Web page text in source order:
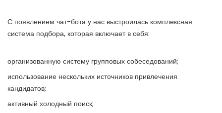
С появлением чат-бота у нас выстроилась комплексная
система подбора, которая включает в себя:
организованную систему групповых собеседований;
использование нескольких источников привлечения
кандидатов;
активный холодный поиск;